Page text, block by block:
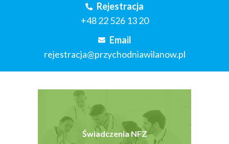
Rejestracja
+48 22 526 13 20
Email
rejestracja@przychodniawilanow.pl
Świadczenia NFZ